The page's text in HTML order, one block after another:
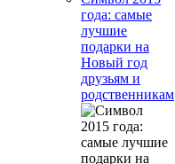
года: самые
лучшие
подарки на
Новый год
друзьям и
родственникам